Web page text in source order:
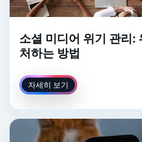
소셜 미디어 위기 관리:
처하는 방법
자세히 보기